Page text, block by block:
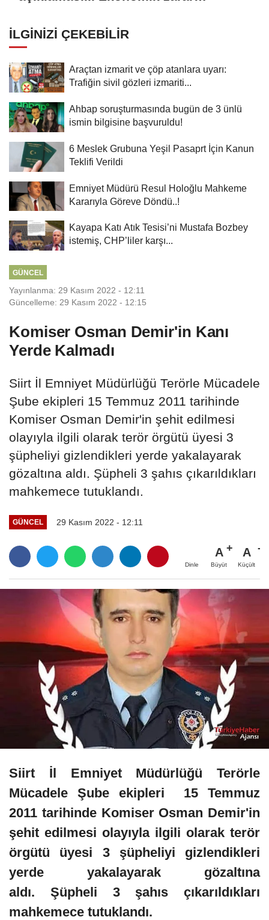
İLGINIZI ÇEKEBILIR
Araçtan izmarit ve çöp atanlara uyarı:
Trafiğin sivil gözleri izmariti...
Ahbap soruşturmasında bugün de 3 ünlü
ismin bilgisine başvuruldu!
6 Meslek Grubuna Yeşil Pasaprt İçin Kanun
Teklifi Verildi
Emniyet Müdürü Resul Holoğlu Mahkeme
Kararıyla Göreve Döndü..!
Kayapa Katı Atık Tesisi’ni Mustafa Bozbey
istemiş, CHP’liler karşı...
GÜNCEL
Yayınlanma: 29 Kasım 2022 - 12:11
Güncelleme: 29 Kasım 2022 - 12:15
Komiser Osman Demir'in Kanı
Yerde Kalmadı
Siirt İl Emniyet Müdürlüğü Terörle Mücadele
Şube ekipleri 15 Temmuz 2011 tarihinde
Komiser Osman Demir'in şehit edilmesi
olayıyla ilgili olarak terör örgütü üyesi 3
şüpheliyi gizlendikleri yerde yakalayarak
gözaltına aldı. Şüpheli 3 şahıs çıkarıldıkları
mahkemece tutuklandı.
GÜNCEL 29 Kasım 2022 - 12:11
Dinle
A
Büyüt
A
Küçült
Siirt İl Emniyet Müdürlüğü Terörle
Mücadele Şube ekipleri 15 Temmuz
2011 tarihinde Komiser Osman Demir'in
şehit edilmesi olayıyla ilgili olarak terör
örgütü üyesi 3 şüpheliyi gizlendikleri
yerde yakalayarak gözaltına
aldı. Şüpheli 3 şahıs çıkarıldıkları
mahkemece tutuklandı.